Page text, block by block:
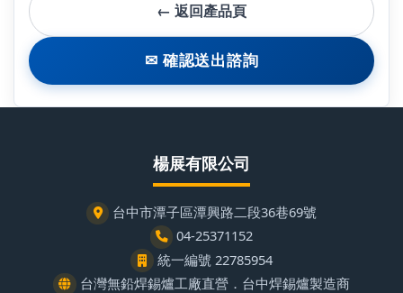
← 返回產品頁
✉ 確認送出諮詢
楊展有限公司
台中市潭子區潭興路二段36巷69號
04-25371152
統一編號 22785954
台灣無鉛焊錫爐工廠直營．台中焊錫爐製造商